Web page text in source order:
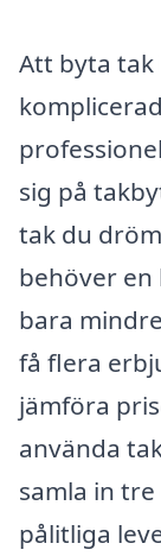
Att byta tak
sig på
tak du
behöver
bara
få flera
jämföra
använda
samla in
pålitliga